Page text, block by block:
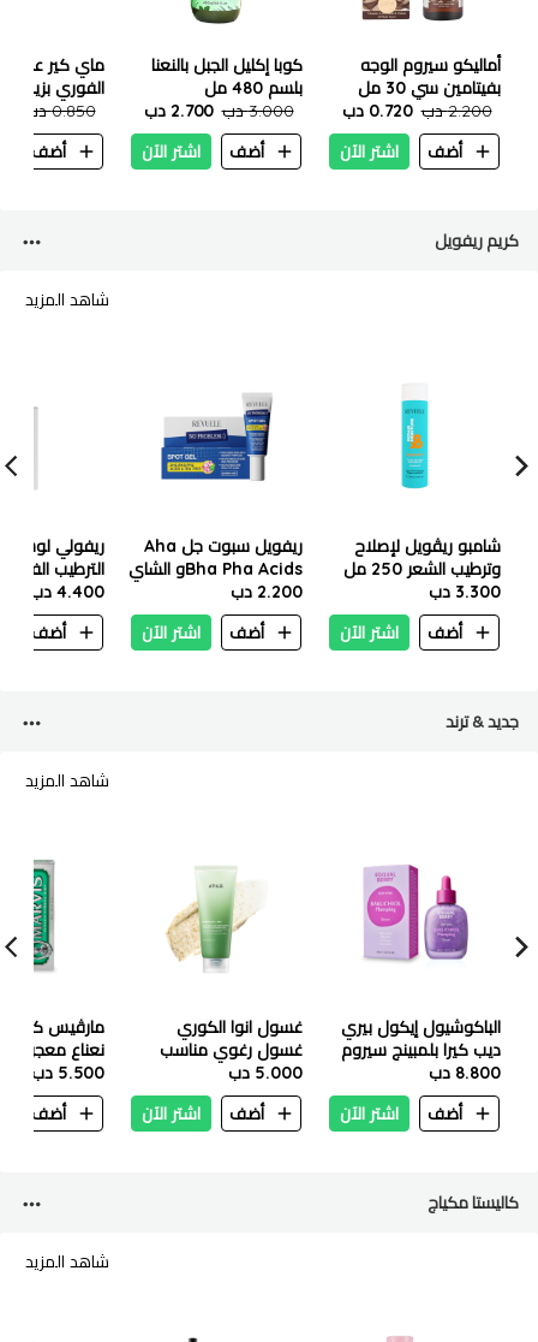
أماليكو سيروم الوجه
بفيتامين سي 30 مل
2.200 دب
0.720 دب
أضف
اشتر الآن
كوبا إكليل الجبل بالنعنا
بلسم 480 مل
3.000 دب
2.700 دب
أضف
اشتر الآن
ماي كير علاج
مل
0.850 دب
أضف
كريم ريفويل
شاهد المزيد
شامبو ريڤويل لإصلاح
وترطيب الشعر 250 مل
3.300 دب
أضف
اشتر الآن
ريفويل سبوت جل Aha
Bha Pha Acidsو الشاي
الاخضر- 25ml
2.200 دب
أضف
اشتر الآن
ريفولي لوشن
الترطيب الفوري -
4.400 دب
أضف
جديد & ترند
شاهد المزيد
الباكوشيول إيكول بيري
ديب كيرا بلمبينج سيروم
30 مل
8.800 دب
أضف
اشتر الآن
غسول انوا الكوري
غسول رغوي مناسب
للبشرة الدهنية - ١٥٠ ملي
5.000 دب
أضف
اشتر الآن
مارڤيس
نعناع معجون
الاخضر 85 مل
5.500 دب
أضف
كاليستا مكياج
شاهد المزيد